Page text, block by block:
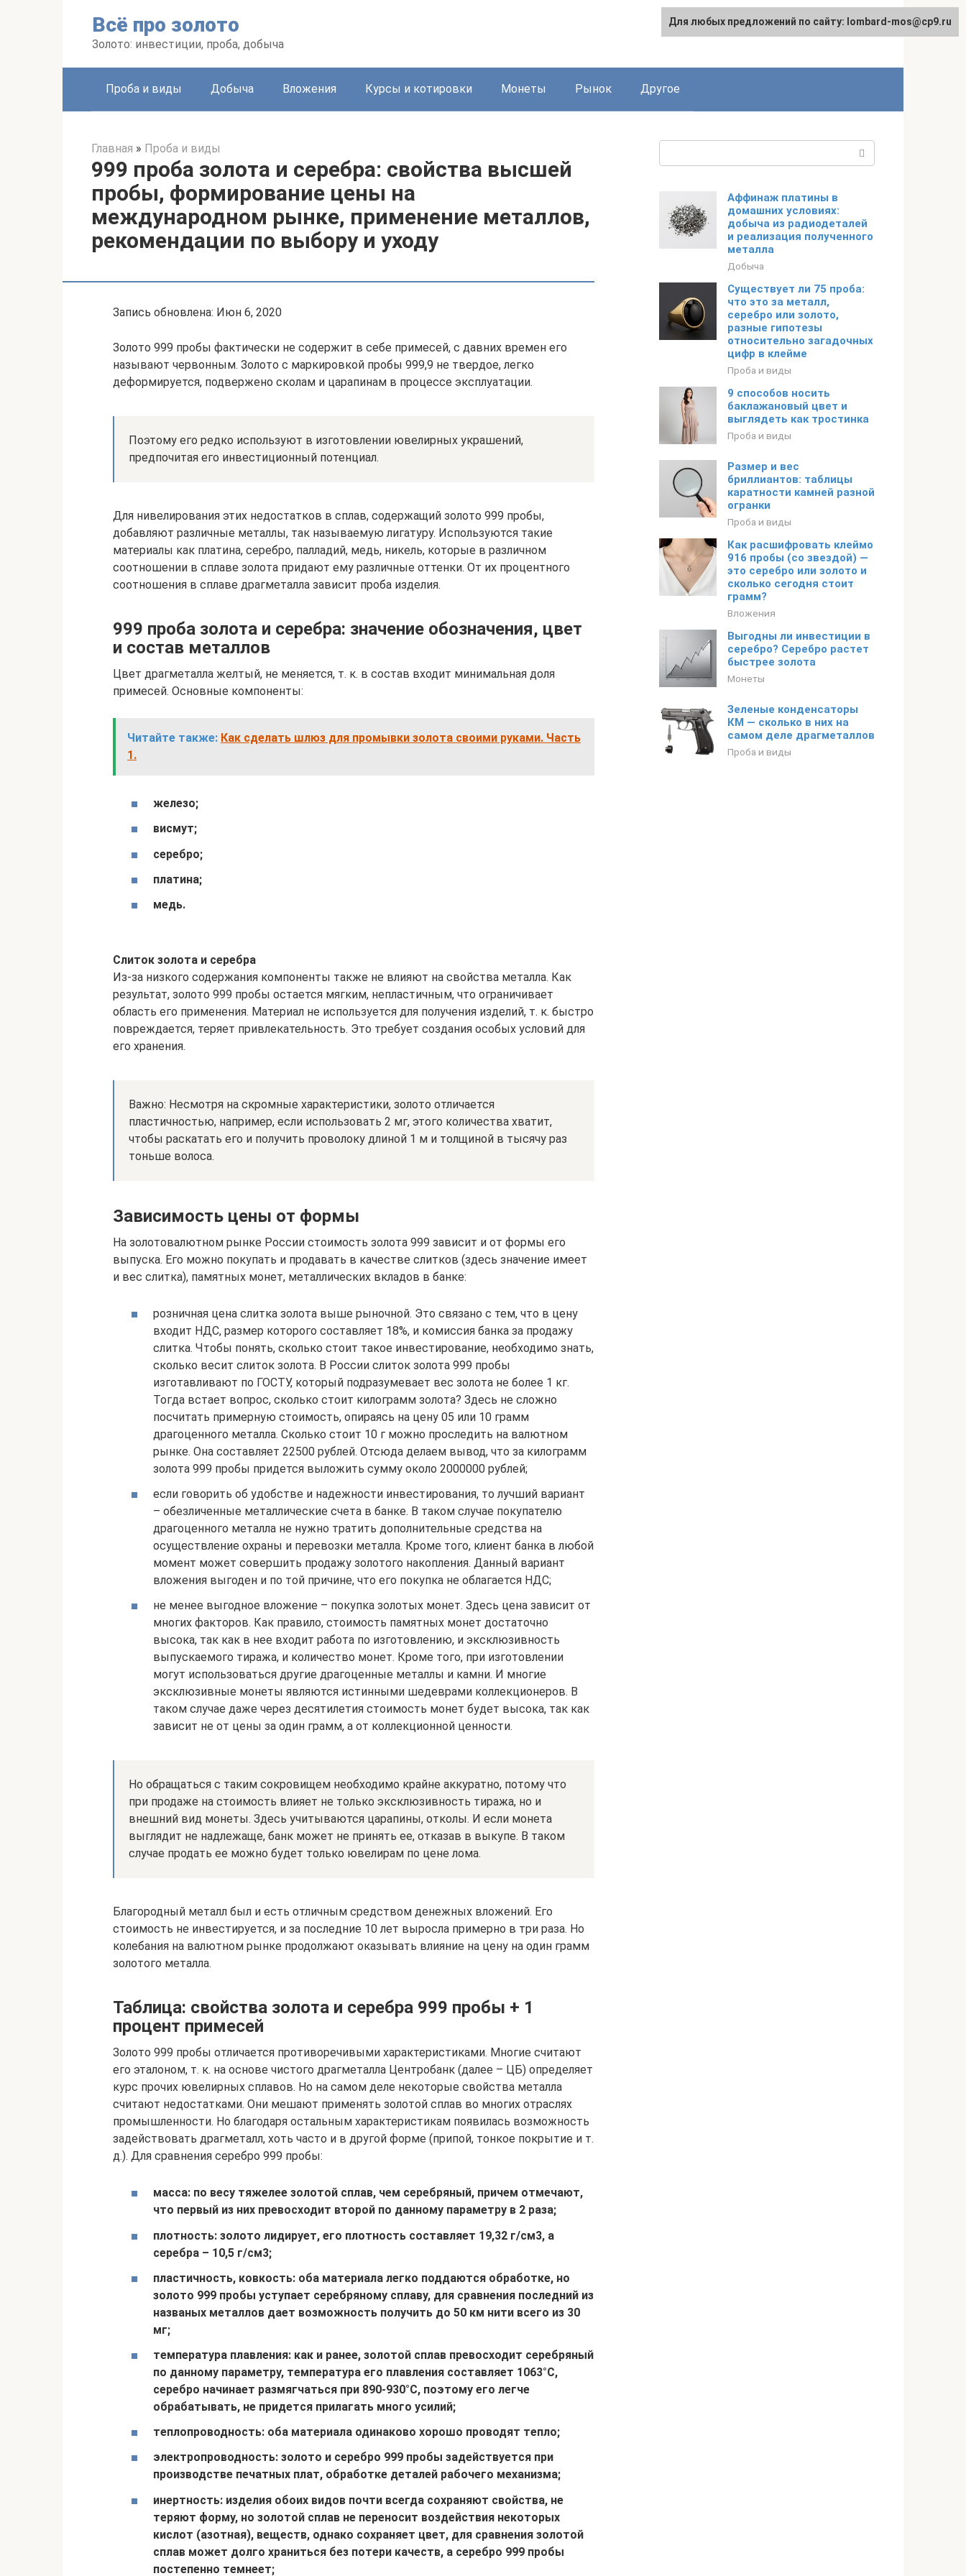
Всё про золото
Золото: инвестиции, проба, добыча
Проба и виды Добыча Вложения Курсы и котировки Монеты Рынок Другое
Главная » Проба и виды
999 проба золота и серебра: свойства высшей
пробы, формирование цены на
международном рынке, применение металлов,
рекомендации по выбору и уходу
Запись обновлена: Июн 6, 2020
Золото 999 пробы фактически не содержит в себе примесей, с давних времен его
называют червонным. Золото с маркировкой пробы 999,9 не твердое, легко
деформируется, подвержено сколам и царапинам в процессе эксплуатации.
Поэтому его редко используют в изготовлении ювелирных украшений,
предпочитая его инвестиционный потенциал.
Для нивелирования этих недостатков в сплав, содержащий золото 999 пробы,
добавляют различные металлы, так называемую лигатуру. Используются такие
материалы как платина, серебро, палладий, медь, никель, которые в различном
соотношении в сплаве золота придают ему различные оттенки. От их процентного
соотношения в сплаве драгметалла зависит проба изделия.
999 проба золота и серебра: значение обозначения, цвет
и состав металлов
Цвет драгметалла желтый, не меняется, т. к. в состав входит минимальная доля
примесей. Основные компоненты:
Читайте также: Как сделать шлюз для промывки золота своими руками. Часть
1.
железо;
висмут;
серебро;
платина;
медь.
Слиток золота и серебра
Из-за низкого содержания компоненты также не влияют на свойства металла. Как
результат, золото 999 пробы остается мягким, непластичным, что ограничивает
область его применения. Материал не используется для получения изделий, т. к. быстро
повреждается, теряет привлекательность. Это требует создания особых условий для
его хранения.
Важно: Несмотря на скромные характеристики, золото отличается
пластичностью, например, если использовать 2 мг, этого количества хватит,
чтобы раскатать его и получить проволоку длиной 1 м и толщиной в тысячу раз
тоньше волоса.
Зависимость цены от формы
На золотовалютном рынке России стоимость золота 999 зависит и от формы его
выпуска. Его можно покупать и продавать в качестве слитков (здесь значение имеет
и вес слитка), памятных монет, металлических вкладов в банке:
розничная цена слитка золота выше рыночной. Это связано с тем, что в цену
входит НДС, размер которого составляет 18%, и комиссия банка за продажу
слитка. Чтобы понять, сколько стоит такое инвестирование, необходимо знать,
сколько весит слиток золота. В России слиток золота 999 пробы
изготавливают по ГОСТУ, который подразумевает вес золота не более 1 кг.
Тогда встает вопрос, сколько стоит килограмм золота? Здесь не сложно
посчитать примерную стоимость, опираясь на цену 05 или 10 грамм
драгоценного металла. Сколько стоит 10 г можно проследить на валютном
рынке. Она составляет 22500 рублей. Отсюда делаем вывод, что за килограмм
золота 999 пробы придется выложить сумму около 2000000 рублей;
если говорить об удобстве и надежности инвестирования, то лучший вариант
– обезличенные металлические счета в банке. В таком случае покупателю
драгоценного металла не нужно тратить дополнительные средства на
осуществление охраны и перевозки металла. Кроме того, клиент банка в любой
момент может совершить продажу золотого накопления. Данный вариант
вложения выгоден и по той причине, что его покупка не облагается НДС;
не менее выгодное вложение – покупка золотых монет. Здесь цена зависит от
многих факторов. Как правило, стоимость памятных монет достаточно
высока, так как в нее входит работа по изготовлению, и эксклюзивность
выпускаемого тиража, и количество монет. Кроме того, при изготовлении
могут использоваться другие драгоценные металлы и камни. И многие
эксклюзивные монеты являются истинными шедеврами коллекционеров. В
таком случае даже через десятилетия стоимость монет будет высока, так как
зависит не от цены за один грамм, а от коллекционной ценности.
Но обращаться с таким сокровищем необходимо крайне аккуратно, потому что
при продаже на стоимость влияет не только эксклюзивность тиража, но и
внешний вид монеты. Здесь учитываются царапины, отколы. И если монета
выглядит не надлежаще, банк может не принять ее, отказав в выкупе. В таком
случае продать ее можно будет только ювелирам по цене лома.
Благородный металл был и есть отличным средством денежных вложений. Его
стоимость не инвестируется, и за последние 10 лет выросла примерно в три раза. Но
колебания на валютном рынке продолжают оказывать влияние на цену на один грамм
золотого металла.
Таблица: свойства золота и серебра 999 пробы + 1
процент примесей
Золото 999 пробы отличается противоречивыми характеристиками. Многие считают
его эталоном, т. к. на основе чистого драгметалла Центробанк (далее – ЦБ) определяет
курс прочих ювелирных сплавов. Но на самом деле некоторые свойства металла
считают недостатками. Они мешают применять золотой сплав во многих отраслях
промышленности. Но благодаря остальным характеристикам появилась возможность
задействовать драгметалл, хоть часто и в другой форме (припой, тонкое покрытие и т.
д.). Для сравнения серебро 999 пробы:
масса: по весу тяжелее золотой сплав, чем серебряный, причем отмечают,
что первый из них превосходит второй по данному параметру в 2 раза;
плотность: золото лидирует, его плотность составляет 19,32 г/см3, а
серебра – 10,5 г/см3;
пластичность, ковкость: оба материала легко поддаются обработке, но
золото 999 пробы уступает серебряному сплаву, для сравнения последний из
названых металлов дает возможность получить до 50 км нити всего из 30
мг;
температура плавления: как и ранее, золотой сплав превосходит серебряный
по данному параметру, температура его плавления составляет 1063°С,
серебро начинает размягчаться при 890-930°С, поэтому его легче
обрабатывать, не придется прилагать много усилий;
теплопроводность: оба материала одинаково хорошо проводят тепло;
электропроводность: золото и серебро 999 пробы задействуется при
производстве печатных плат, обработке деталей рабочего механизма;
инертность: изделия обоих видов почти всегда сохраняют свойства, не
теряют форму, но золотой сплав не переносит воздействия некоторых
кислот (азотная), веществ, однако сохраняет цвет, для сравнения золотой
сплав может долго храниться без потери качеств, а серебро 999 пробы
постепенно темнеет;
Аффинаж платины в
домашних условиях:
добыча из радиодеталей
и реализация полученного
металла
Добыча
Существует ли 75 проба:
что это за металл,
серебро или золото,
разные гипотезы
относительно загадочных
цифр в клейме
Проба и виды
9 способов носить
баклажановый цвет и
выглядеть как тростинка
Проба и виды
Размер и вес
бриллиантов: таблицы
каратности камней разной
огранки
Проба и виды
Как расшифровать клеймо
916 пробы (со звездой) —
это серебро или золото и
сколько сегодня стоит
грамм?
Вложения
Выгодны ли инвестиции в
серебро? Серебро растет
быстрее золота
Монеты
Зеленые конденсаторы
КМ — сколько в них на
самом деле драгметаллов
Проба и виды
Для любых предложений по сайту: lombard-mos@cp9.ru